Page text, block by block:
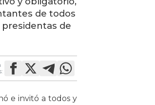
de todos
de
e invitó a todos y